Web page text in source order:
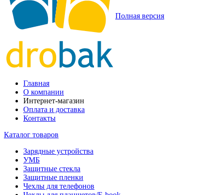
Полная версия
Главная
О компании
Интернет-магазин
Оплата и доставка
Контакты
Каталог товаров
Зарядные устройства
УМБ
Защитные стекла
Защитные пленки
Чехлы для телефонов